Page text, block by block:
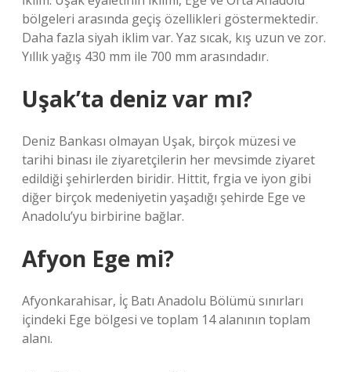
bölgeleri arasında geçiş özellikleri göstermektedir.
Daha fazla siyah iklim var. Yaz sıcak, kış uzun ve zor.
Yıllık yağış 430 mm ile 700 mm arasındadır.
Uşak’ta deniz var mı?
Deniz Bankası olmayan Uşak, birçok müzesi ve
tarihi binası ile ziyaretçilerin her mevsimde ziyaret
edildiği şehirlerden biridir. Hittit, frgia ve iyon gibi
diğer birçok medeniyetin yaşadığı şehirde Ege ve
Anadolu’yu birbirine bağlar.
Afyon Ege mi?
Afyonkarahisar, İç Batı Anadolu Bölümü sınırları
içindeki Ege bölgesi ve toplam 14 alanının toplam
alanı.